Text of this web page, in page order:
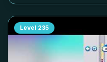
Level 235